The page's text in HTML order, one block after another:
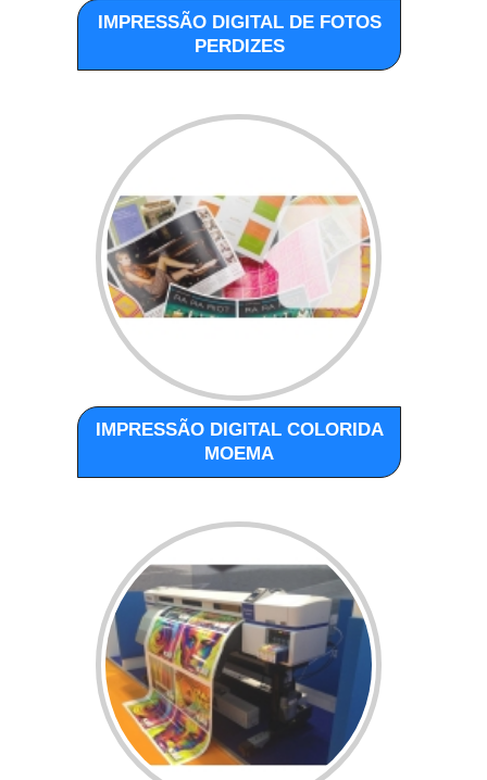
IMPRESSÃO DIGITAL DE FOTOS
PERDIZES
IMPRESSÃO DIGITAL COLORIDA
MOEMA